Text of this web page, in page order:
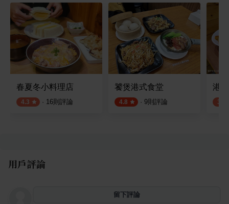
春夏冬小料理店
4.3 · 16則評論
饕煲港式食堂
4.8 · 9則評論
港
3.8
用戶評論
留下評論